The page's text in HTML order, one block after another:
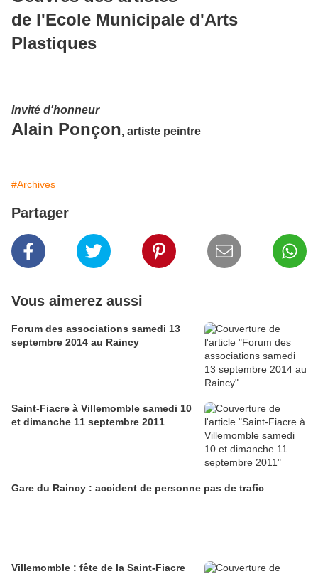
de l'Ecole Municipale d'Arts
Plastiques
Invité d'honneur
Alain Ponçon , artiste peintre
#Archives
Partager
Vous aimerez aussi
Forum des associations samedi 13
septembre 2014 au Raincy
Saint-Fiacre à Villemomble samedi 10
et dimanche 11 septembre 2011
Gare du Raincy : accident de personne pas de trafic
Villemomble : fête de la Saint-Fiacre